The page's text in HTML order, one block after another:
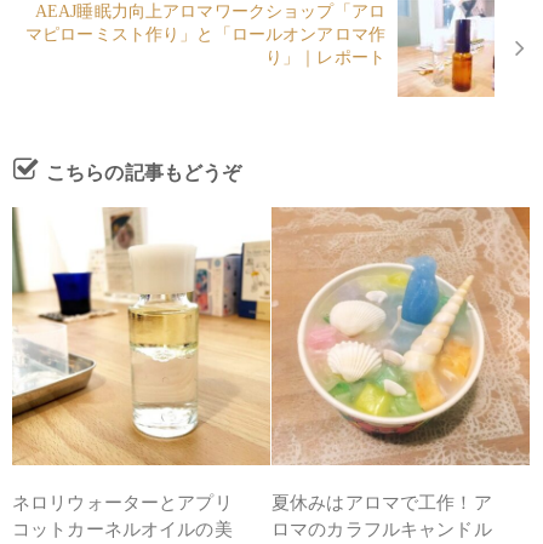
AEAJ睡眠力向上アロマワークショップ「アロ
マピローミスト作り」と「ロールオンアロマ作
り」｜レポート
こちらの記事もどうぞ
ネロリウォーターとアプリ
コットカーネルオイルの美
夏休みはアロマで工作！ア
ロマのカラフルキャンドル